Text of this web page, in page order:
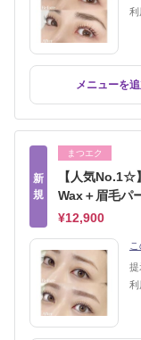
利
メニューを
新
規
まつエク
【人気No.1☆
Wax＋眉毛パ
¥12,900
提
利